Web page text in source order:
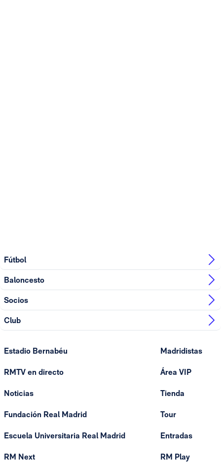
Fútbol
Baloncesto
Socios
Club
Estadio Bernabéu
RMTV en directo
Noticias
Fundación Real Madrid
Escuela Universitaria Real Madrid
RM Next
Madridistas
Área VIP
Tienda
Tour
Entradas
RM Play